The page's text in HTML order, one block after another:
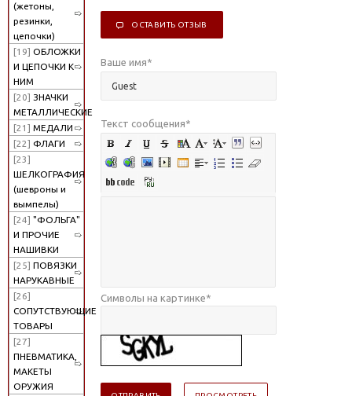
(жетоны,
резинки,
цепочки)
[19] ОБЛОЖКИ
И ЦЕПОЧКИ К
НИМ
[20] ЗНАЧКИ
МЕТАЛЛИЧЕСКИЕ
[21] МЕДАЛИ
[22] ФЛАГИ
[23]
ШЕЛКОГРАФИЯ
(шевроны и
вымпелы)
[24] "ФОЛЬГА"
И ПРОЧИЕ
НАШИВКИ
[25] ПОВЯЗКИ
НАРУКАВНЫЕ
[26]
СОПУТСТВУЮЩИЕ
ТОВАРЫ
[27]
ПНЕВМАТИКА,
МАКЕТЫ
ОРУЖИЯ
ОСТАВИТЬ ОТЗЫВ
Ваше имя*
Текст сообщения*
Символы на картинке*